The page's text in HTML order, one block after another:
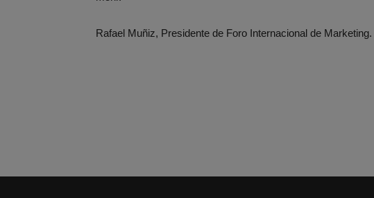
Rafael Muñiz, Presidente de Foro Internacional de Marketing.